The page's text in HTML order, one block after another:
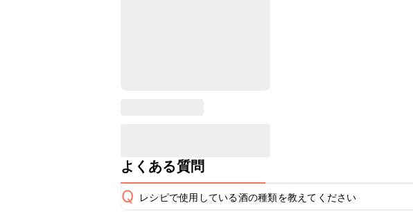
よくある質問
Q レシピで使用している酒の種類を教えてください